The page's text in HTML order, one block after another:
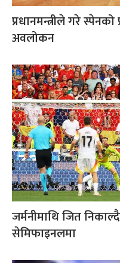
प्रधानमन्त्रीले गरे स्पेनको
अवलोकन
जर्मनीमाथि जित
सेमिफाइनलमा